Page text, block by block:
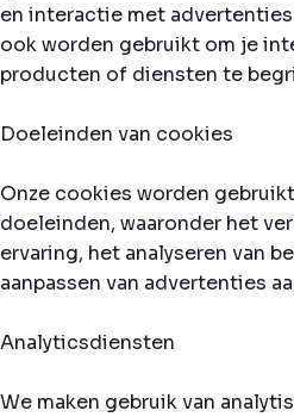
en interactie met
ook worden gebruikt om je
producten of diensten te
Doeleinden van cookies
Onze cookies worden
doeleinden, waaronder het
ervaring, het analyseren van
aanpassen van advertenties
Analyticsdiensten
We maken gebruik van